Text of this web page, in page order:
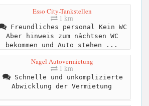
Esso City-Tankstellen
1 km
Freundliches personal Kein WC
Aber hinweis zum nâchtsen WC
bekommen und Auto stehen ...
Nagel Autovermietung
1 km
Schnelle und unkomplizierte
Abwicklung der Vermietung